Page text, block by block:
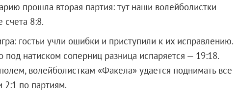
прошла вторая партия: тут наши волейболистки
счета 8:8.
гостьи учли ошибки и приступили к их исправлению.
под натиском соперниц разница испаряется — 19:18.
волейболисткам «Факела» удается поднимать все
2:1 по партиям.